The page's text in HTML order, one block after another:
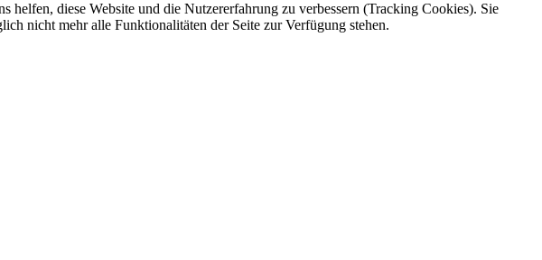
helfen, diese Website und die Nutzererfahrung zu verbessern (Tracking Cookies). Sie
nicht mehr alle Funktionalitäten der Seite zur Verfügung stehen.